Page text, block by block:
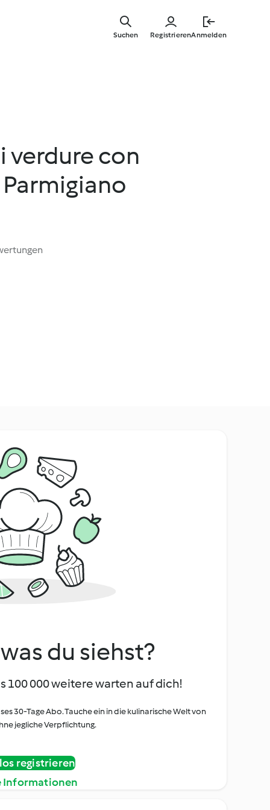
RegistrierenAnmelden
Suchen
verdure con
du siehst?
100 000 weitere warten auf dich!
30-Tage Abo. Tauche ein in die kulinarische Welt von
jegliche Verpflichtung.
registrieren
Informationen